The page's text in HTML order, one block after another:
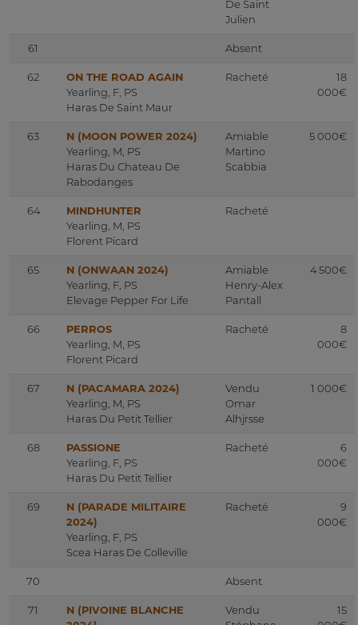
De Saint
Julien
61 Absent
62
ON THE ROAD AGAIN
Yearling, F, PS
Haras De Saint Maur
Racheté
18
000€
63
N (MOON POWER 2024)
Yearling, M, PS
Haras Du Chateau De
Rabodanges
Amiable
Martino
Scabbia
5 000€
64
MINDHUNTER
Yearling, M, PS
Florent Picard
Racheté
65
N (ONWAAN 2024)
Yearling, F, PS
Elevage Pepper For Life
Amiable
Henry-Alex
Pantall
4 500€
66
PERROS
Yearling, M, PS
Florent Picard
Racheté
8
000€
67
N (PACAMARA 2024)
Yearling, M, PS
Haras Du Petit Tellier
Vendu
Omar
Alhjrsse
1 000€
68
PASSIONE
Yearling, F, PS
Haras Du Petit Tellier
Racheté
6
000€
69
N (PARADE MILITAIRE
2024)
Yearling, F, PS
Scea Haras De Colleville
Racheté
9
000€
70 Absent
71
N (PIVOINE BLANCHE
Vendu
15